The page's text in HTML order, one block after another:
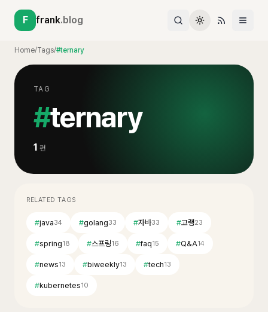
F frank.blog
Home/Tags/#ternary
TAG
#ternary
1 편
RELATED TAGS
#java34 #golang33 #자바33 #고랭23
#spring18 #스프링16 #faq15 #Q&A14
#news13 #biweekly13 #tech13
#kubernetes10